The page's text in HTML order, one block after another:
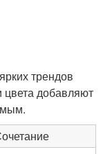
трендов
цвета добавляют